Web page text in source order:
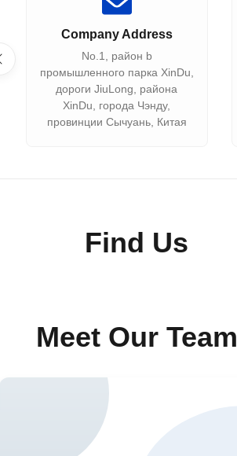
Company Address
No.1, район b
промышленного парка XinDu,
дороги JiuLong, района
XinDu, города Чэнду,
провинции Сычуань, Китая
Find Us
Meet Our Team